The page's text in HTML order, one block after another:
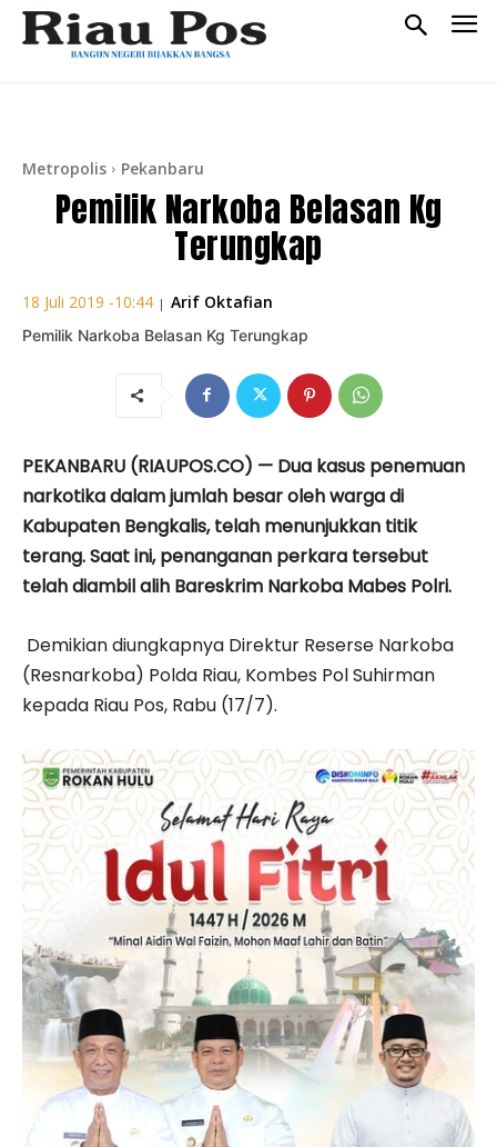
Metropolis Pekanbaru
Pemilik Narkoba Belasan Kg
Terungkap
18 Juli 2019 -10:44 | Arif Oktafian
Pemilik Narkoba Belasan Kg Terungkap
PEKANBARU (RIAUPOS.CO) — Dua kasus penemuan
narkotika dalam jumlah besar oleh warga di
Kabupaten Bengkalis, telah menunjukkan titik
terang. Saat ini, penanganan perkara tersebut
telah diambil alih Bareskrim Narkoba Mabes Polri.
Demikian diungkapnya Direktur Reserse Narkoba
(Resnarkoba) Polda Riau, Kombes Pol Suhirman
kepada Riau Pos, Rabu (17/7).